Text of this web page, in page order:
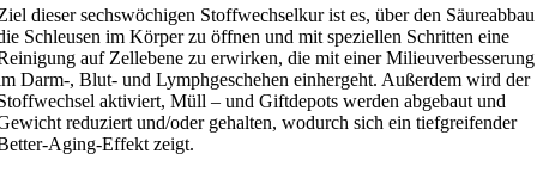
dieser sechswöchigen Stoffwechselkur ist es, über den Säureabbau
Schleusen im Körper zu öffnen und mit speziellen Schritten eine
auf Zellebene zu erwirken, die mit einer Milieuverbesserung
Darm-, Blut- und Lymphgeschehen einhergeht. Außerdem wird der
aktiviert, Müll – und Giftdepots werden abgebaut und
reduziert und/oder gehalten, wodurch sich ein tiefgreifender
Aging-Effekt zeigt.